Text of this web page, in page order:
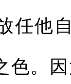
任他
色。